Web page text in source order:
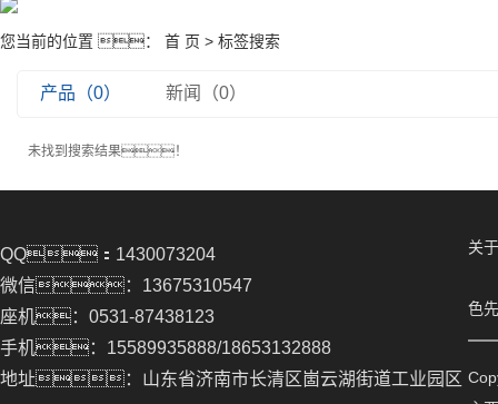
您当前的位置 ： 首 页 > 标签搜索
产品（0） 新闻（0）
未找到搜索结果！
QQ：1430073204
微信：13675310547
座机：0531-87438123
手机：15589935888/18653132888
地址：山东省济南市长清区崮云湖街道工业园区
关
色